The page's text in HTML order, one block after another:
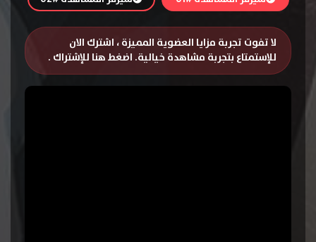
لا تفوت تجربة مزايا العضوية المميزة ، اشترك الان
للإستمتاع بتجربة مشاهدة خيالية. اضغط هنا للإشتراك .